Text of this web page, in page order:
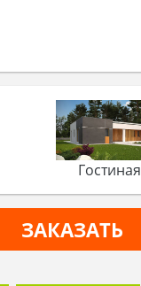
Гостиная
ЗАКАЗАТЬ